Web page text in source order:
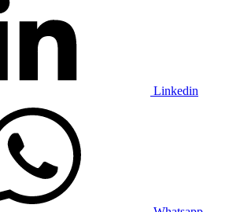
Linkedin